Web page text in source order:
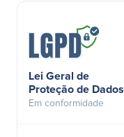
Lei Geral de
Proteção de Dados
Em conformidade